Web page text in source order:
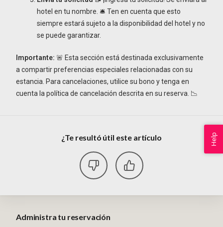
hotel en tu nombre. 🛎️ Ten en cuenta que esto
siempre estará sujeto a la disponibilidad del hotel y no
se puede garantizar.
Importante: 🚨 Esta sección está destinada exclusivamente
a compartir preferencias especiales relacionadas con su
estancia. Para cancelaciones, utilice su bono y tenga en
cuenta la política de cancelación descrita en su reserva. 📉
¿Te resultó útil este artículo
Administra tu reservación
Help